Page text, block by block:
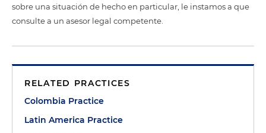
sobre una situación de hecho en particular, le instamos a que
consulte a un asesor legal competente.
RELATED PRACTICES
Colombia Practice
Latin America Practice